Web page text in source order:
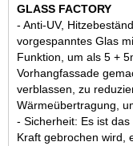
GLASS FACTORY
- Anti-UV,
vorgespanntes Glas
Funktion, um als 5 +
Vorhangfassade
verblassen, zu
Wärmeübertragung,
- Sicherheit: Es ist
Kraft gebrochen wird,